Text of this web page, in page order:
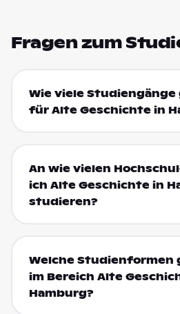
Fragen zum
Wie viele Studiengänge
für Alte Geschichte in
An wie vielen
ich Alte Geschichte in
studieren?
Welche Studienformen
im Bereich Alte
Hamburg?